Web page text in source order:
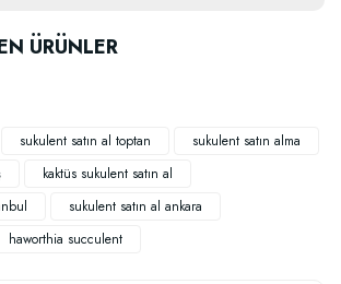
ÜRÜNLER
sukulent satın al toptan
sukulent satın alma
kaktüs sukulent satın al
sukulent satın al ankara
haworthia succulent